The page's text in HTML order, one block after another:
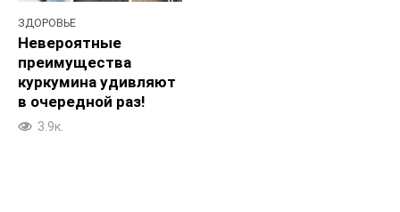
ЗДОРОВЬЕ
Невероятные
преимущества
куркумина удивляют
в очередной раз!
3.9к.